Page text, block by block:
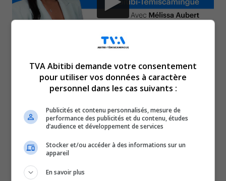
Voici l’actualité de l’Abitibi-Témiscamingue.
Le TVA 12 h 13 et le TVA 17 h 58 sont des rendez-vous
incontournables pour connaître tout de l’actualité
régionale. Avec un bulletin de 12 minutes sur l’heure du
pour faire un tour d’horizon complet de ce qui a marqué
TVA Abitibi demande votre consentement
pour utiliser vos données à caractère
personnel dans les cas suivants :
Publicités et contenu personnalisés, mesure de
performance des publicités et du contenu, études
d’audience et développement de services
Stocker et/ou accéder à des informations sur un
appareil
En savoir plus